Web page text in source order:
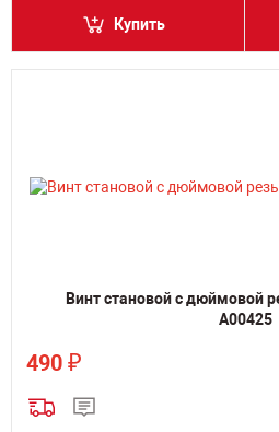
Купить
Винт становой с дюймовой
А00425
490 ₽